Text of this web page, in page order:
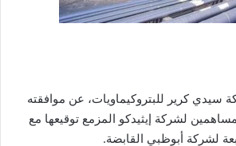
سيدي كرير للبتروكيماويات، عن موافقته
لشركة إيثيدكو المزمع توقيعها مع
لشركة أبوظبي القابضة.